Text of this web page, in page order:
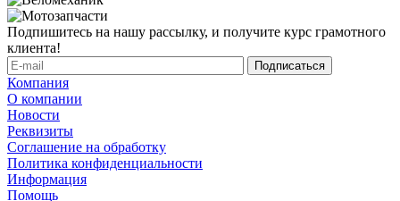
Подпишитесь на нашу рассылку, и получите курс грамотного
клиента!
Компания
О компании
Новости
Реквизиты
Соглашение на обработку
Политика конфиденциальности
Информация
Помощь